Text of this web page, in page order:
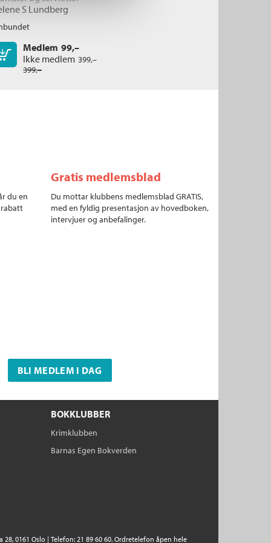
S Lundberg
Medlem 99,–
Ikke medlem 399,–
399,–
Kjøp
du en
Gratis medlemsblad
Du mottar klubbens medlemsblad GRATIS,
med en fyldig presentasjon av hovedboken,
intervjuer og anbefalinger.
BLI MEDLEM I DAG
BOKKLUBBER
Krimklubben
Barnas Egen Bokverden
0161 Oslo | Telefon: 21 89 60 60. Ordretelefon åpen hele